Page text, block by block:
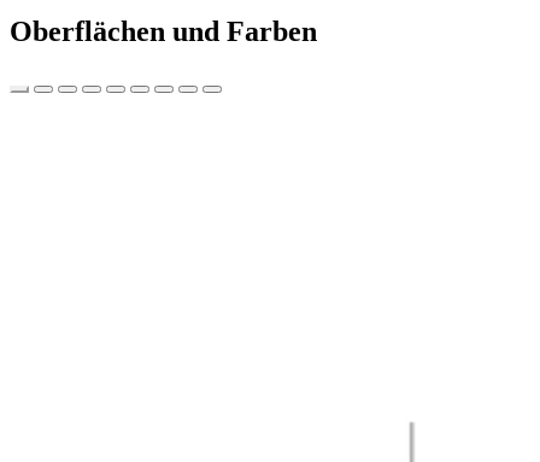
Oberflächen und Farben